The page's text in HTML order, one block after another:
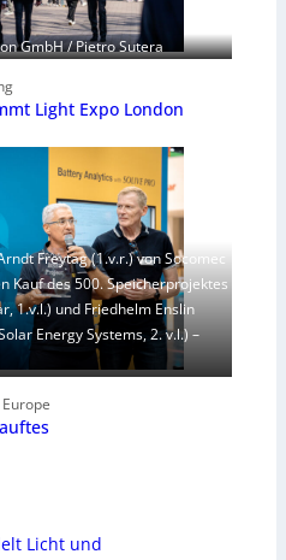
GmbH / Pietro Sutera
Light Expo London
Freytag (1.v.r.) von Socomec
Kauf des 500. Speicherprojektes
1.v.l.) und Friedhelm Enslin
Energy Systems, 2. v.l.) –
Licht und